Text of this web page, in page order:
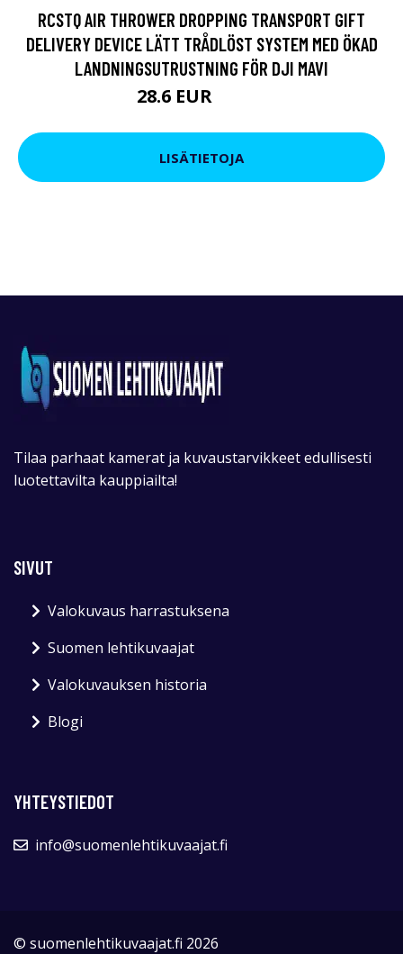
RCSTQ AIR THROWER DROPPING TRANSPORT GIFT
DELIVERY DEVICE LÄTT TRÅDLÖST SYSTEM MED ÖKAD
LANDNINGSUTRUSTNING FÖR DJI MAVI
28.6 EUR
LISÄTIETOJA
Tilaa parhaat kamerat ja kuvaustarvikkeet edullisesti
luotettavilta kauppiailta!
SIVUT
Valokuvaus harrastuksena
Suomen lehtikuvaajat
Valokuvauksen historia
Blogi
YHTEYSTIEDOT
info@suomenlehtikuvaajat.fi
© suomenlehtikuvaajat.fi 2026